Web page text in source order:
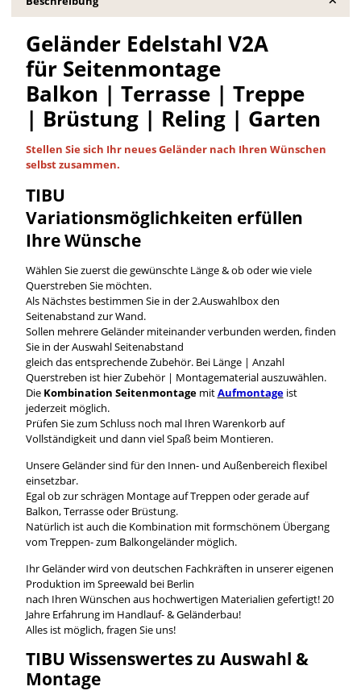
Geländer Edelstahl V2A
für Seitenmontage
Balkon | Terrasse | Treppe
| Brüstung | Reling | Garten
Stellen Sie sich Ihr neues Geländer nach Ihren Wünschen
selbstzusammen.
TIBU
Variationsmöglichkeiten erfüllen
Ihre Wünsche
Wählen Sie zuerst die gewünschte Länge & ob oder wie viele
Querstreben Sie möchten.
Als Nächstes bestimmen Sie in der 2.Auswahlbox den
Seitenabstand zur Wand.
Sollen mehrere Geländer miteinander verbunden werden, finden
Sie in der Auswahl Seitenabstand
gleich das entsprechende Zubehör. Bei Länge | Anzahl
Querstreben ist hier Zubehör | Montagematerial auszuwählen.
Die Kombination Seitenmontage mitAufmontageist
jederzeit möglich.
Prüfen Sie zum Schluss noch mal Ihren Warenkorb auf
Vollständigkeit und dann viel Spaß beim Montieren.
Unsere Geländer sind für den Innen- und Außenbereich flexibel
einsetzbar.
Egal ob zur schrägen Montage auf Treppen oder gerade auf
Balkon, Terrasse oder Brüstung.
Natürlich ist auch die Kombination mit formschönem Übergang
vom Treppen- zum Balkongeländer möglich.
Ihr Geländer wird von deutschen Fachkräften in unserer eigenen
Produktion im Spreewald bei Berlin
nach Ihren Wünschen aus hochwertigen Materialien gefertigt! 20
Jahre Erfahrung im Handlauf- & Geländerbau!
Alles ist möglich, fragen Sie uns!
TIBU Wissenswerteszu Auswahl &
Montage